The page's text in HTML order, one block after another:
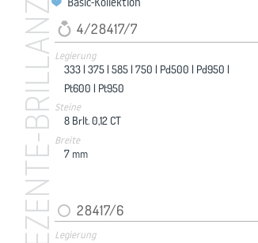
DEZENTE-BRILLANZ 4/28417/7
Legierung
333 | 375 | 585 | 750 | Pd500 | Pd950 |
Pt600 | Pt950
Steine
8 Brlt. 0,12 CT
Breite
7 mm
28417/6
Legierung